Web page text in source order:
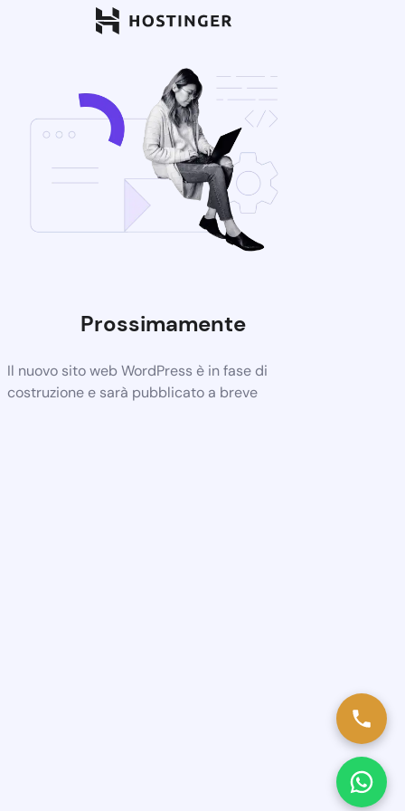
Prossimamente
Il nuovo sito web WordPress è in fase di
costruzione e sarà pubblicato a breve